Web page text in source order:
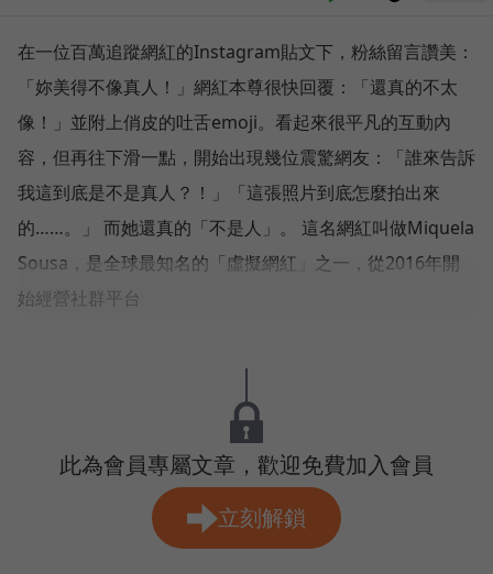
在一位百萬追蹤網紅的Instagram貼文下，粉絲留言讚美：
「妳美得不像真人！」網紅本尊很快回覆：「還真的不太
像！」並附上俏皮的吐舌emoji。看起來很平凡的互動內
容，但再往下滑一點，開始出現幾位震驚網友：「誰來告訴
我這到底是不是真人？！」「這張照片到底怎麼拍出來
的……。」 而她還真的「不是人」。 這名網紅叫做Miquela
Sousa，是全球最知名的「虛擬網紅」之一，從2016年開
始經營社群平台
此為會員專屬文章，歡迎免費加入會員
立刻解鎖